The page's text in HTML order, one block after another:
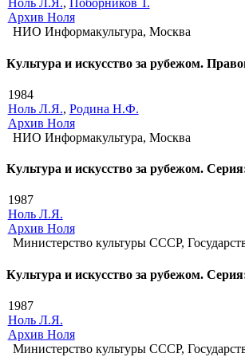
Ноль Л.Я.,
Поборников Т.
Архив Ноля
НИО Информакультура, Москва
Культура и искусство за рубежом.
1984
Ноль Л.Я., Родина Н.Ф.
Архив Ноля
НИО Информакультура, Москва
Культура и искусство за рубежом.
1987
Ноль Л.Я.
Архив Ноля
Министерство культуры СССР,
Культура и искусство за рубежом.
1987
Ноль Л.Я.
Архив Ноля
Министерство культуры СССР,